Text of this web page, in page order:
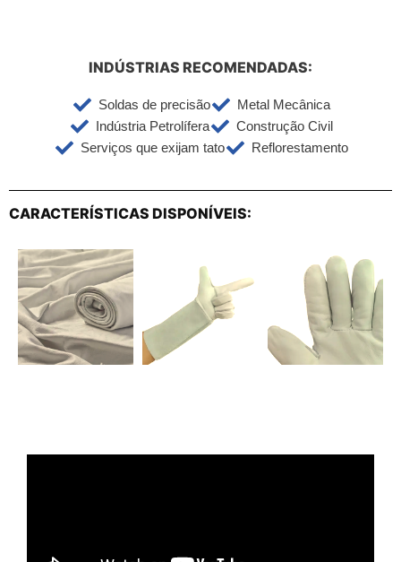
INDÚSTRIAS RECOMENDADAS:
Soldas de precisão
Metal Mecânica
Indústria Petrolífera
Construção Civil
Serviços que exijam tato
Reflorestamento
CARACTERÍSTICAS DISPONÍVEIS: